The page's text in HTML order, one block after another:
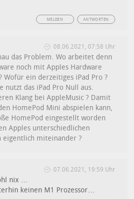
ANTWORTEN
MELDEN
08.06.2021, 07:58 Uhr
das Problem. Wo arbeitet denn
noch mit Apples Hardware
Wofür ein derzeitiges iPad Pro ?
nutzt das iPad Pro Null aus.
Klang bei AppleMusic ? Damit
HomePod Mini abspielen kann,
HomePod eingestellt worden
Apples unterschiedlichen
eigentlich miteinander ?
07.06.2021, 19:59 Uhr
nix …
keinen M1 Prozessor…